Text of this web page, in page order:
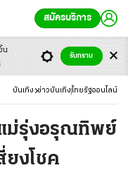
สมัครบริการ
บันเทิง ข่าวบันเทิง ไทยรัฐออนไลน์
ม่รุ่งอรุณทิพย์
ยงโชค
น
รับทราบ